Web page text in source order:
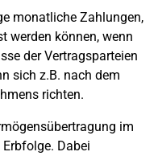
monatliche Zahlungen,
werden können, wenn
der Vertragsparteien
sich z.B. nach dem
richten.
im
Dabei